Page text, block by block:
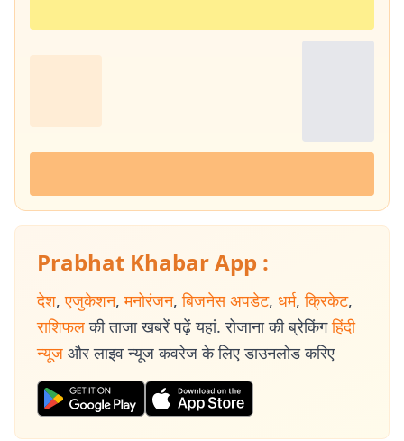
Prabhat Khabar App :
देश, एजुकेशन, मनोरंजन, बिजनेस अपडेट, धर्म, क्रिकेट,
राशिफल की ताजा खबरें पढ़ें यहां. रोजाना की ब्रेकिंग हिंदी
न्यूज और लाइव न्यूज कवरेज के लिए डाउनलोड करिए